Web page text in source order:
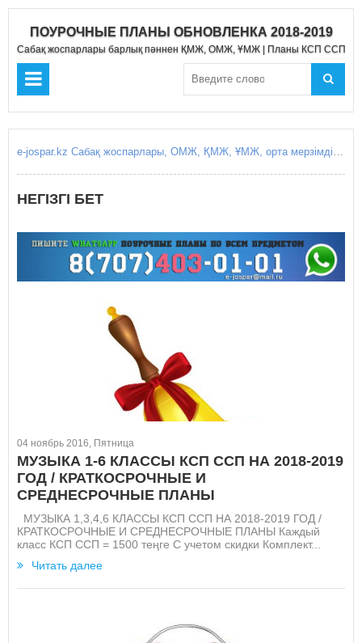
ПОУРОЧНЫЕ ПЛАНЫ ОБНОВЛЕНКА 2018-2019
Сабақ жоспарлары барлық пәннен ҚМЖ, ОМЖ, ҰМЖ | Планы КСП ССП
e-jospar.kz Сабақ жоспарлары, ОМЖ, ҚМЖ, ҰМЖ, орта мерзімді жоспарлары, қысқа мерзімді жоспарлары, күнделікті сабақ жоспарлары, Поурочные планы, КСП, ССП, среднесрочное планирование, краткосрочные планирование, краткосрочный план, среднесрочный план, поурочные планы уроков, ежоспар.кз, ejospar.kz
НЕГІЗГІ БЕТ
04 ноябрь 2016, Пятница
МУЗЫКА 1-6 КЛАССЫ КСП ССП НА 2018-2019
ГОД / КРАТКОСРОЧНЫЕ И
СРЕДНЕСРОЧНЫЕ ПЛАНЫ
МУЗЫКА 1,3,4,6 КЛАССЫ КСП ССП НА 2018-2019 ГОД /
КРАТКОСРОЧНЫЕ И СРЕДНЕСРОЧНЫЕ ПЛАНЫ Каждый
класс КСП ССП = 1500 теңге С учетом скидки Комплект...
Читать далее